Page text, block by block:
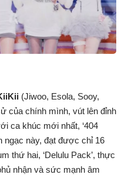
(Jiwoo, Esola, Sooy,
của chính mình, vút lên đỉnh
ca khúc mới nhất, ‘404
ngạc này, đạt được chỉ 16
thứ hai, ‘Delulu Pack’, thực
nhận và sức mạnh âm